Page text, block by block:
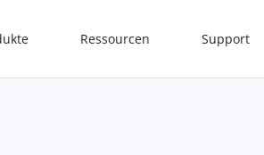
Ressourcen Support